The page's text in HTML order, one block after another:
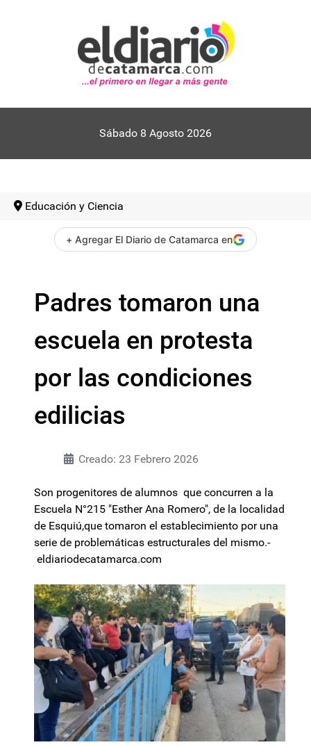
Sábado 8 Agosto 2026
Educación y Ciencia
+ Agregar El Diario de Catamarca en
Padres tomaron una
escuela en protesta
por las condiciones
edilicias
Creado: 23 Febrero 2026
Son progenitores de alumnos que concurren a la
Escuela N°215 "Esther Ana Romero", de la localidad
de Esquiú,que tomaron el establecimiento por una
serie de problemáticas estructurales del mismo.-
eldiariodecatamarca.com